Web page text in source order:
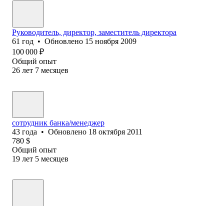
Руководитель, директор, заместитель директора
61 год • Обновлено 15 ноября 2009
100 000 ₽
Общий опыт
26 лет 7 месяцев
сотрудник банка/менеджер
43 года • Обновлено 18 октября 2011
780 $
Общий опыт
19 лет 5 месяцев